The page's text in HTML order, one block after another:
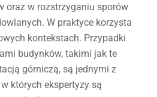
oraz w rozstrzyganiu sporów
W praktyce korzysta
kontekstach. Przypadki
budynków, takimi jak te
górniczą, są jednymi z
których ekspertyzy są